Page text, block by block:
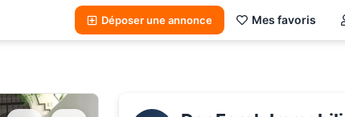
Déposer une annonce Mes favoris